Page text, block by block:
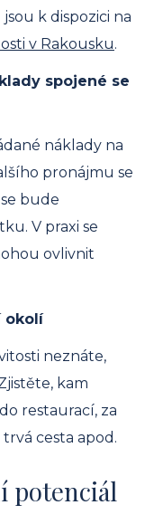
k dispozici na
v Rakousku.
spojené se
náklady na
pronájmu se
bude
V praxi se
ovlivnit
okolí
neznáte,
kam
restaurací, za
cesta apod.
potenciál